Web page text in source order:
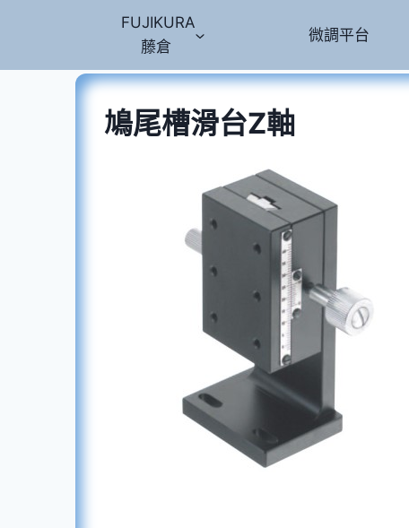
FUJIKURA
藤倉
微調平台
鳩尾槽滑台Z軸